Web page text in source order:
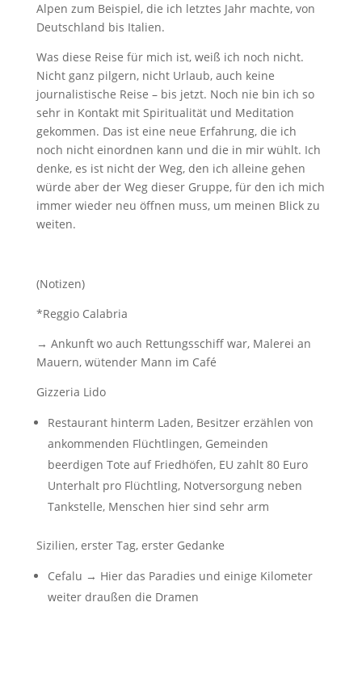
Alpen zum Beispiel, die ich letztes Jahr machte, von
Deutschland bis Italien.
Was diese Reise für mich ist, weiß ich noch nicht.
Nicht ganz pilgern, nicht Urlaub, auch keine
journalistische Reise – bis jetzt. Noch nie bin ich so
sehr in Kontakt mit Spiritualität und Meditation
gekommen. Das ist eine neue Erfahrung, die ich
noch nicht einordnen kann und die in mir wühlt. Ich
denke, es ist nicht der Weg, den ich alleine gehen
würde aber der Weg dieser Gruppe, für den ich mich
immer wieder neu öffnen muss, um meinen Blick zu
weiten.
(Notizen)
*Reggio Calabria
→ Ankunft wo auch Rettungsschiff war, Malerei an
Mauern, wütender Mann im Café
Gizzeria Lido
Restaurant hinterm Laden, Besitzer erzählen von
ankommenden Flüchtlingen, Gemeinden
beerdigen Tote auf Friedhöfen, EU zahlt 80 Euro
Unterhalt pro Flüchtling, Notversorgung neben
Tankstelle, Menschen hier sind sehr arm
Sizilien, erster Tag, erster Gedanke
Cefalu → Hier das Paradies und einige Kilometer
weiter draußen die Dramen